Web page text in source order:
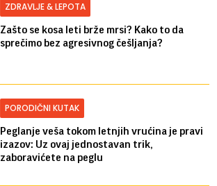
ZDRAVLJE & LEPOTA
Zašto se kosa leti brže mrsi? Kako to da
sprečimo bez agresivnog češljanja?
PORODIČNI KUTAK
Peglanje veša tokom letnjih vrućina je pravi
izazov: Uz ovaj jednostavan trik,
zaboravićete na peglu